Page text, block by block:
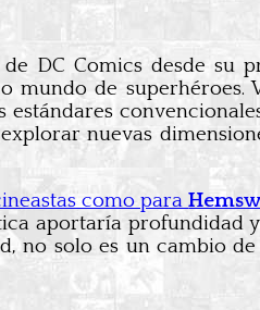
DC Comics desde su
mundo de superhéroes.
nuevas
como para
aportaría profundidad
no solo es un cambio